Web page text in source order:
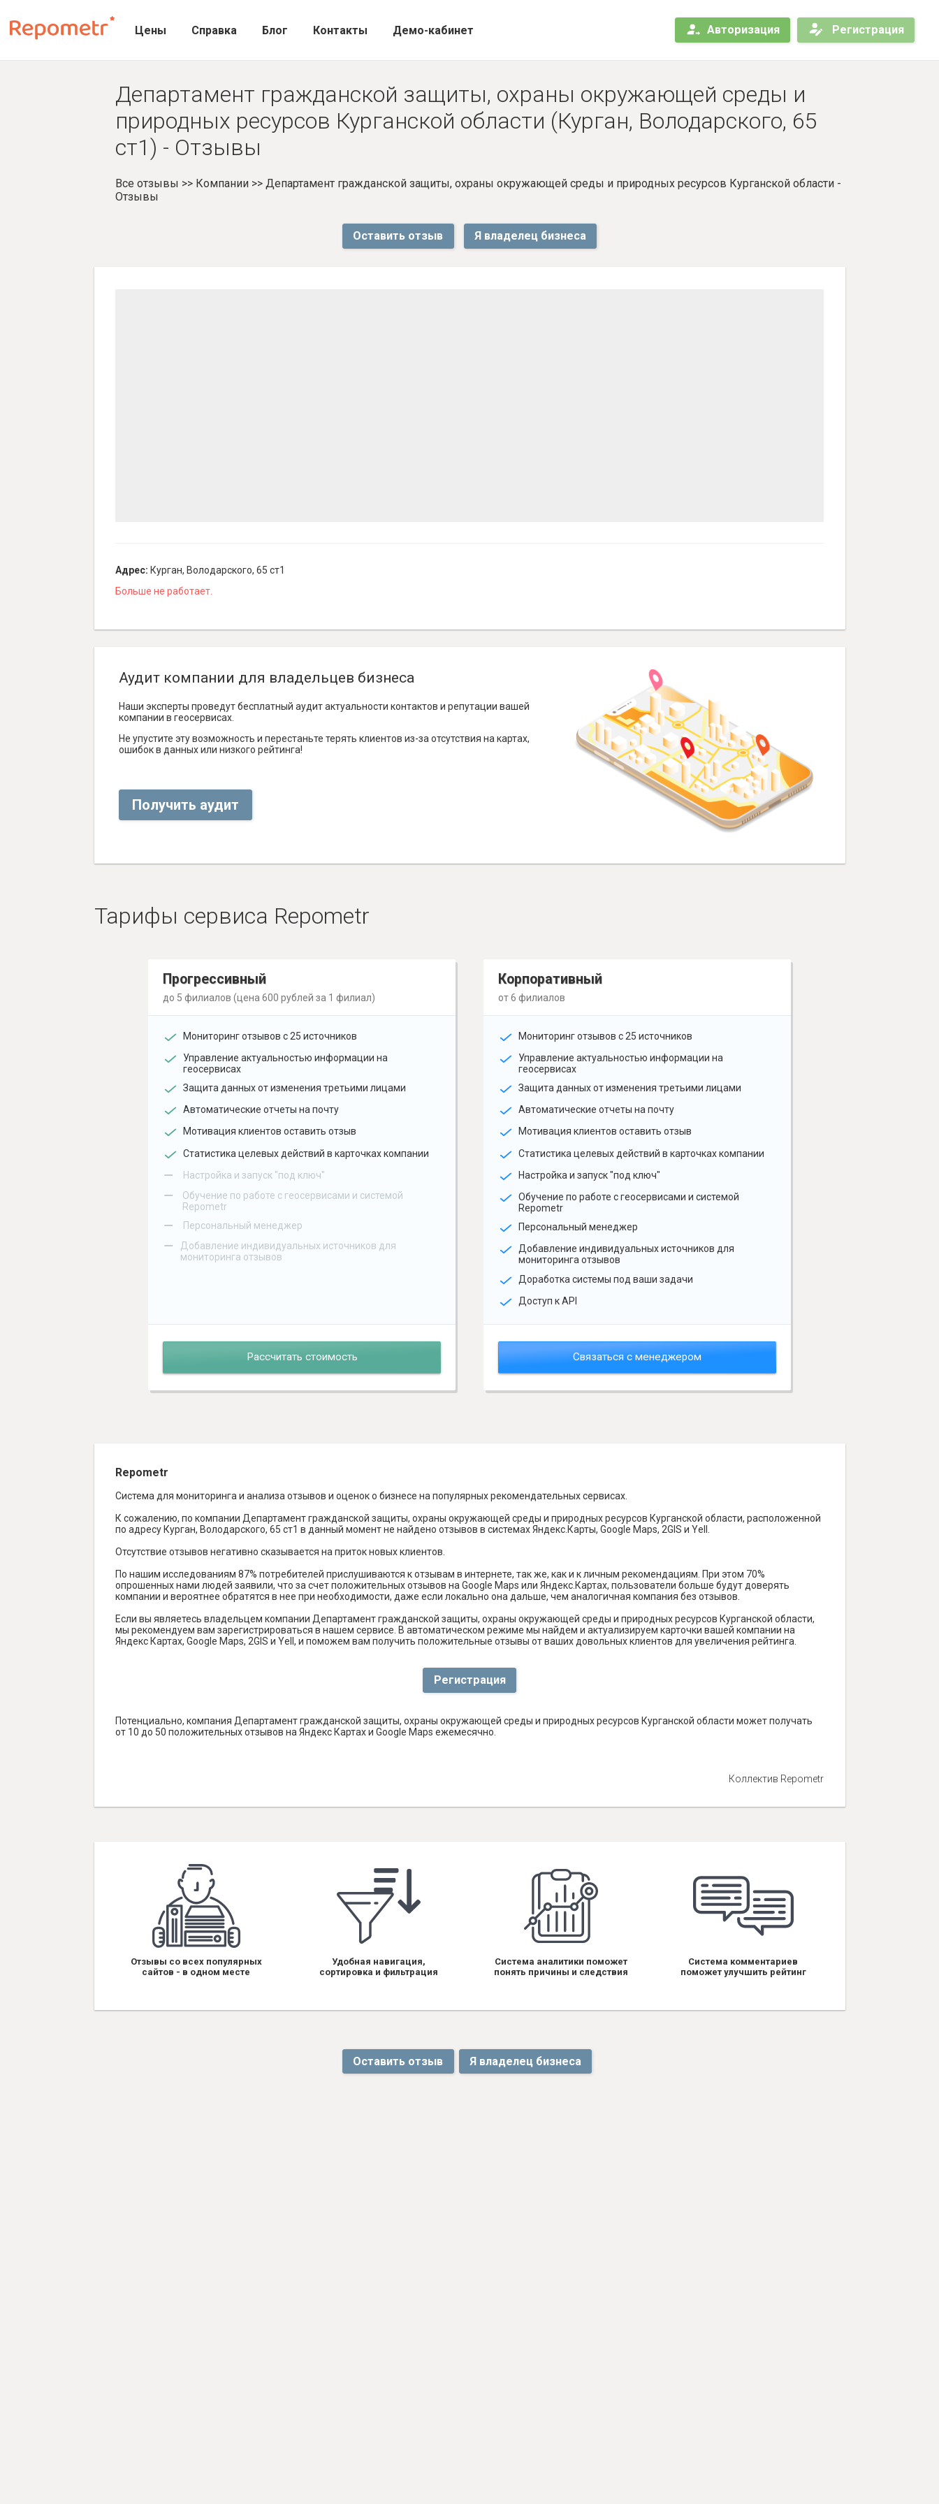
Цены Справка Блог Контакты Демо-кабинет Авторизация Регистрация
Департамент гражданской защиты, охраны окружающей среды и
природных ресурсов Курганской области (Курган, Володарского, 65
ст1) - Отзывы
Все отзывы >> Компании>> Департамент гражданской защиты, охраны окружающей среды и природных ресурсов Курганской области -
Отзывы
Оставить отзыв Я владелец бизнеса
Адрес: Курган, Володарского, 65 ст1
Больше не работает.
Аудит компании для владельцев бизнеса
Наши эксперты проведут бесплатный аудит актуальности контактов и репутации вашей
компании в геосервисах.
Не упустите эту возможность и перестаньте терять клиентов из-за отсутствия на картах,
ошибок в данных или низкого рейтинга!
Получить аудит
Тарифы сервиса Repometr
Прогрессивный
до 5 филиалов (цена 600 рублей за 1 филиал)
Мониторинг отзывов с 25 источников
Управление актуальностью информации на
геосервисах
Защита данных от изменения третьими лицами
Автоматические отчеты на почту
Мотивация клиентов оставить отзыв
Статистика целевых действий в карточках компании
– Настройка и запуск "под ключ"
–
Обучение по работе с геосервисами и системой
Repometr
– Персональный менеджер
–
Добавление индивидуальных источников для
мониторинга отзывов
Рассчитать стоимость
Корпоративный
от 6 филиалов
Мониторинг отзывов с 25 источников
Управление актуальностью информации на
геосервисах
Защита данных от изменения третьими лицами
Автоматические отчеты на почту
Мотивация клиентов оставить отзыв
Статистика целевых действий в карточках компании
Настройка и запуск "под ключ"
Обучение по работе с геосервисами и системой
Repometr
Персональный менеджер
Добавление индивидуальных источников для
мониторинга отзывов
Доработка системы под ваши задачи
Доступ к API
Связаться с менеджером
Repometr
Система для мониторинга и анализа отзывов и оценок о бизнесе на популярных рекомендательных сервисах.
К сожалению, по компании Департамент гражданской защиты, охраны окружающей среды и природных ресурсов Курганской области, расположенной
по адресу Курган, Володарского, 65 ст1 в данный момент не найдено отзывов в системах Яндекс.Карты, Google Maps, 2GIS и Yell.
Отсутствие отзывов негативно сказывается на приток новых клиентов.
По нашим исследованиям 87% потребителей прислушиваются к отзывам в интернете, так же, как и к личным рекомендациям. При этом 70%
опрошенных нами людей заявили, что за счет положительных отзывов на Google Maps или Яндекс.Картах, пользователи больше будут доверять
компании и вероятнее обратятся в нее при необходимости, даже если локально она дальше, чем аналогичная компания без отзывов.
Если вы являетесь владельцем компании Департамент гражданской защиты, охраны окружающей среды и природных ресурсов Курганской области,
мы рекомендуем вам зарегистрироваться в нашем сервисе. В автоматическом режиме мы найдем и актуализируем карточки вашей компании на
Яндекс Картах, Google Maps, 2GIS и Yell, и поможем вам получить положительные отзывы от ваших довольных клиентов для увеличения рейтинга.
Регистрация
Потенциально, компания Департамент гражданской защиты, охраны окружающей среды и природных ресурсов Курганской области может получать
от 10 до 50 положительных отзывов на Яндекс Картах и Google Maps ежемесячно.
Коллектив Repometr
Отзывы со всех популярных
сайтов - в одном месте
Удобная навигация,
сортировка и фильтрация
Система аналитики поможет
понять причины и следствия
Система комментариев
поможет улучшить рейтинг
Оставить отзыв Я владелец бизнеса